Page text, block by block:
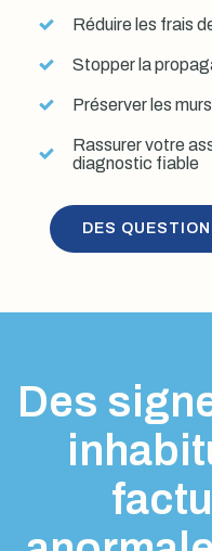
Réduire les frais
Stopper la
Préserver les
Rassurer votre
diagnostic fiable
DES
Des